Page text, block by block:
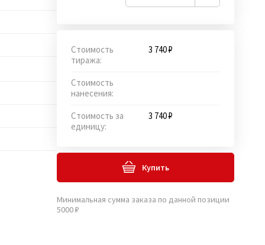
Стоимость
тиража:
3 740 ₽
Стоимость
нанесения:
Стоимость за
единицу:
3 740 ₽
Купить
Минимальная сумма заказа по данной позиции
5000 ₽